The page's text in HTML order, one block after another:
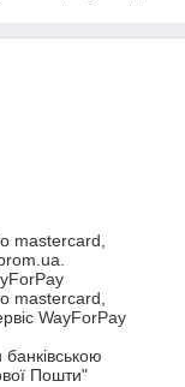
mastercard,
mastercard,
WayForPay
Пошти"